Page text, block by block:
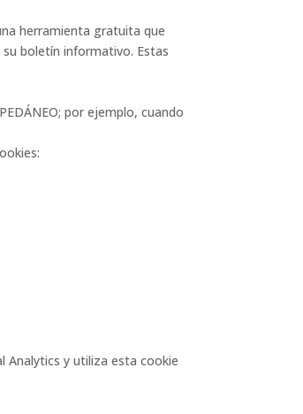
herramienta gratuita que
boletín informativo. Estas
por ejemplo, cuando
Analytics y utiliza esta cookie